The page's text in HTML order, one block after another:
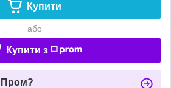
Купити
або
Купити з
Пром?